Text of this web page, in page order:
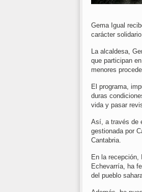
Gema Igual
carácter
La alcaldesa,
que participan
menores
El programa,
duras
vida y pasar
Así, a través de
gestionada por
Cantabria.
En la recepción,
Echevarría, ha
del pueblo